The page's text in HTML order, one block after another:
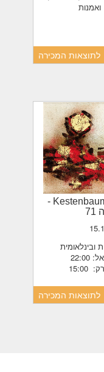
לתוצאות המכירה
-
ובינלאומית
לתוצאות המכירה